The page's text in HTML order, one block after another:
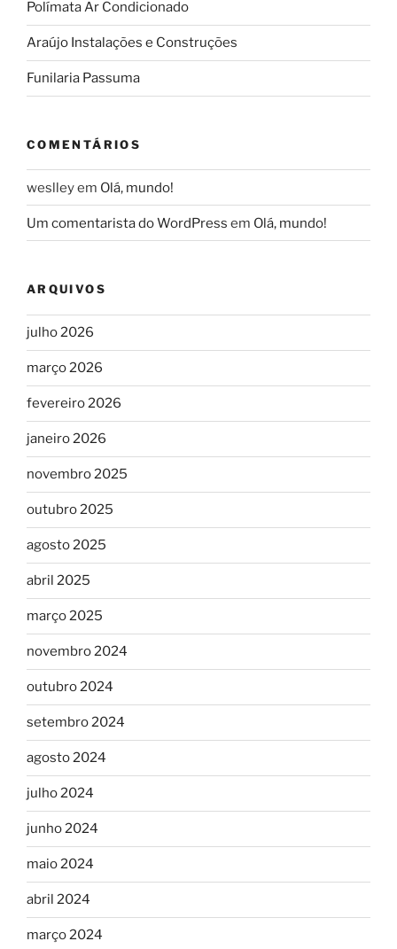
Polímata Ar Condicionado
Araújo Instalações e Construções
Funilaria Passuma
COMENTÁRIOS
weslleyem Olá, mundo!
Um comentarista do WordPress em Olá, mundo!
ARQUIVOS
julho 2026
março 2026
fevereiro 2026
janeiro 2026
novembro 2025
outubro 2025
agosto 2025
abril 2025
março 2025
novembro 2024
outubro 2024
setembro 2024
agosto 2024
julho 2024
junho 2024
maio 2024
abril 2024
março 2024